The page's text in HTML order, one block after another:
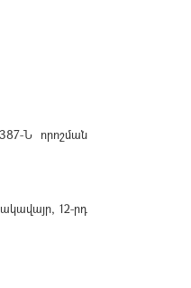
Ն որոշման
12-րդ